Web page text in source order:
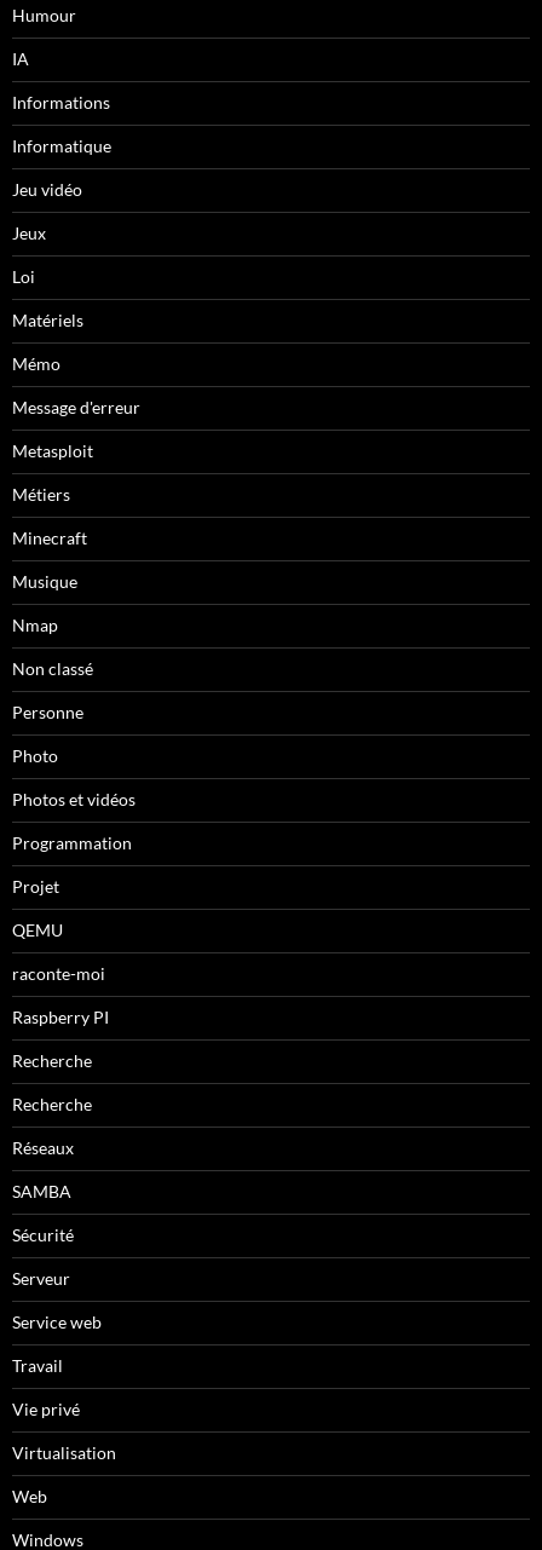
Humour
IA
Informations
Informatique
Jeu vidéo
Jeux
Loi
Matériels
Mémo
Message d'erreur
Metasploit
Métiers
Minecraft
Musique
Nmap
Non classé
Personne
Photo
Photos et vidéos
Programmation
Projet
QEMU
raconte-moi
Raspberry PI
Recherche
Recherche
Réseaux
SAMBA
Sécurité
Serveur
Service web
Travail
Vie privé
Virtualisation
Web
Windows